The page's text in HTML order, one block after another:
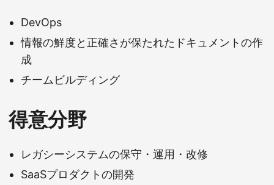
DevOps
情報の鮮度と正確さが保たれたドキュメントの作
成
チームビルディング
得意分野
レガシーシステムの保守・運用・改修
SaaSプロダクトの開発